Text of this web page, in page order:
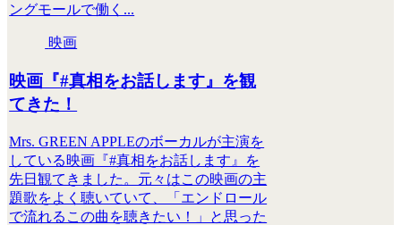
ングモールで働く...
映画
映画『#真相をお話します』を観
てきた！
Mrs. GREEN APPLEのボーカルが主演を
している映画『#真相をお話します』を
先日観てきました。元々はこの映画の主
題歌をよく聴いていて、「エンドロール
で流れるこの曲を聴きたい！」と思った